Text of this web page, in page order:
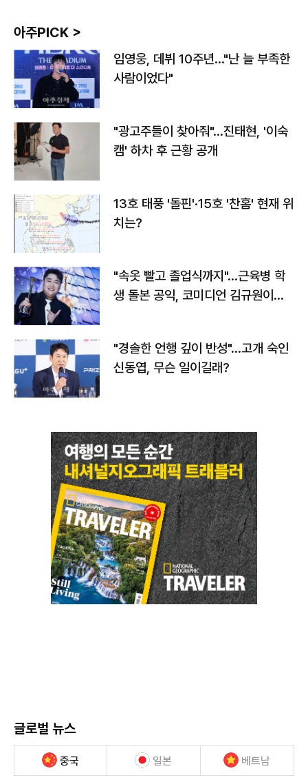
아주PICK >
임영웅, 데뷔 10주년…"난 늘 부족한
사람이었다"
"광고주들이 찾아줘"…진태현, '이숙
캠' 하차 후 근황 공개
13호 태풍 '돌핀'·15호 '찬홈' 현재 위
치는?
"속옷 빨고 졸업식까지"…근육병 학
생 돌본 공익, 코미디언 김규원이었
"경솔한 언행 깊이 반성"…고개 숙인
신동엽, 무슨 일이길래?
글로벌 뉴스
중국 일본 베트남